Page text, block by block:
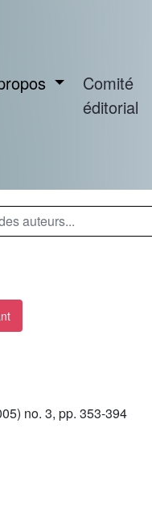
Comité
éditorial
no. 3, pp. 353-394